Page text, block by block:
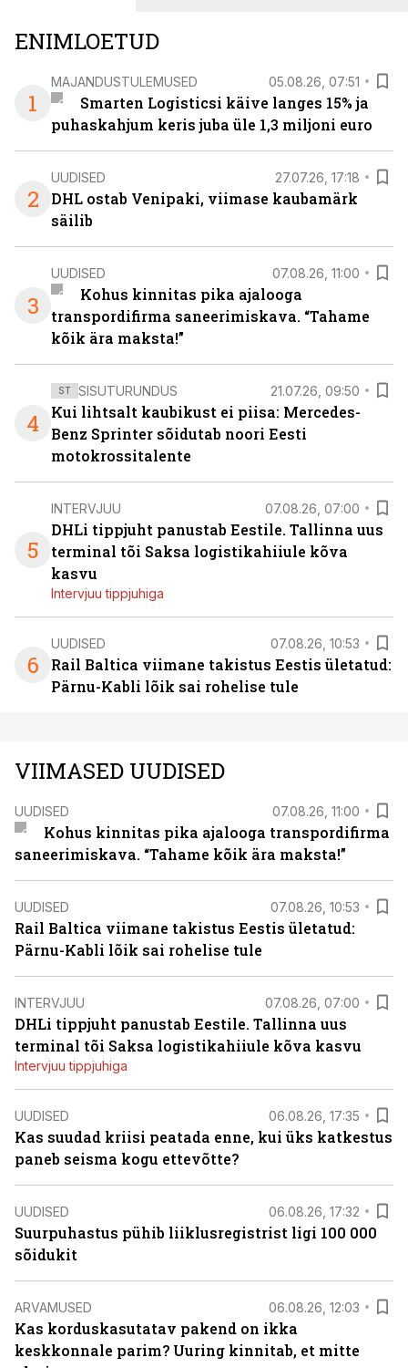
ENIMLOETUD
1
MAJANDUSTULEMUSED 05.08.26, 07:51
Smarten Logisticsi käive langes 15% ja
puhaskahjum keris juba üle 1,3 miljoni euro
2
UUDISED 27.07.26, 17:18
DHL ostab Venipaki, viimase kaubamärk
säilib
3
UUDISED 07.08.26, 11:00
Kohus kinnitas pika ajalooga
transpordifirma saneerimiskava. “Tahame
kõik ära maksta!”
4
ST SISUTURUNDUS 21.07.26, 09:50
Kui lihtsalt kaubikust ei piisa: Mercedes-
Benz Sprinter sõidutab noori Eesti
motokrossitalente
5
INTERVJUU 07.08.26, 07:00
DHLi tippjuht panustab Eestile. Tallinna uus
terminal tõi Saksa logistikahiiule kõva
kasvu
Intervjuu tippjuhiga
6
UUDISED 07.08.26, 10:53
Rail Baltica viimane takistus Eestis ületatud:
Pärnu-Kabli lõik sai rohelise tule
VIIMASED UUDISED
UUDISED 07.08.26, 11:00
Kohus kinnitas pika ajalooga transpordifirma
saneerimiskava. “Tahame kõik ära maksta!”
UUDISED 07.08.26, 10:53
Rail Baltica viimane takistus Eestis ületatud:
Pärnu-Kabli lõik sai rohelise tule
INTERVJUU 07.08.26, 07:00
DHLi tippjuht panustab Eestile. Tallinna uus
terminal tõi Saksa logistikahiiule kõva kasvu
Intervjuu tippjuhiga
UUDISED 06.08.26, 17:35
Kas suudad kriisi peatada enne, kui üks katkestus
paneb seisma kogu ettevõtte?
UUDISED 06.08.26, 17:32
Suurpuhastus pühib liiklusregistrist ligi 100 000
sõidukit
ARVAMUSED 06.08.26, 12:03
Kas korduskasutatav pakend on ikka
keskkonnale parim? Uuring kinnitab, et mitte